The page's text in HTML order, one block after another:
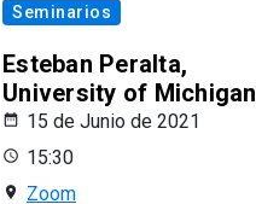
Seminarios
Esteban Peralta,
University of Michigan
15 de Junio de 2021
15:30
Zoom